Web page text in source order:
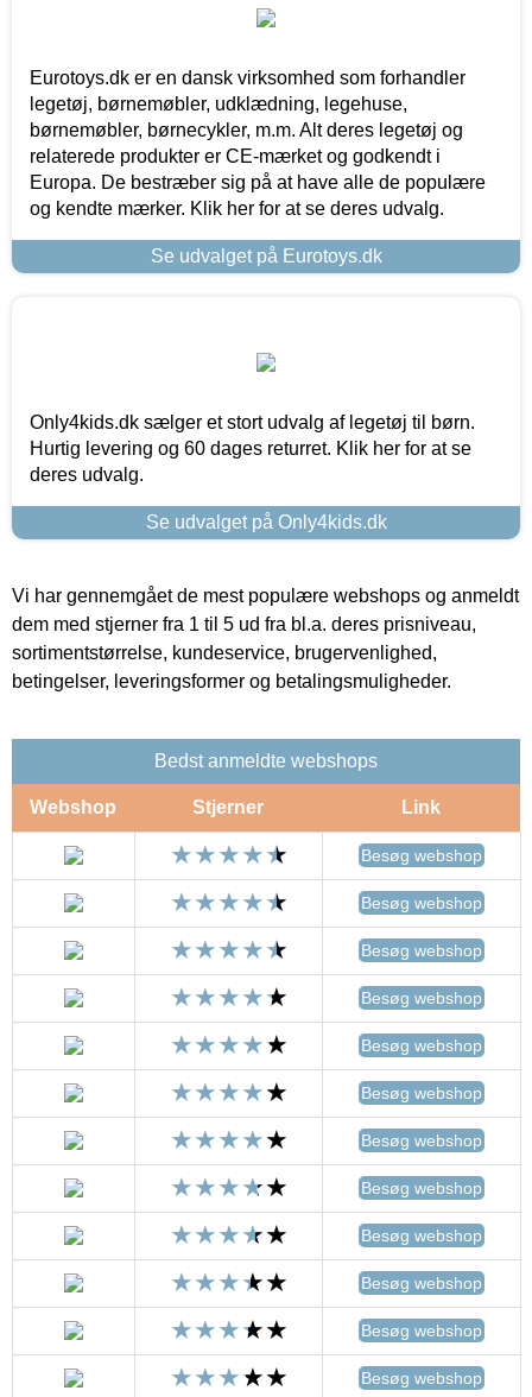
Eurotoys.dk er en dansk virksomhed som forhandler
legetøj, børnemøbler, udklædning, legehuse,
børnemøbler, børnecykler, m.m. Alt deres legetøj og
relaterede produkter er CE-mærket og godkendt i
Europa. De bestræber sig på at have alle de populære
og kendte mærker. Klik her for at se deres udvalg.
Se udvalget på Eurotoys.dk
Only4kids.dk sælger et stort udvalg af legetøj til børn.
Hurtig levering og 60 dages returret. Klik her for at se
deres udvalg.
Se udvalget på Only4kids.dk
Vi har gennemgået de mest populære webshops og anmeldt
dem med stjerner fra 1 til 5 ud fra bl.a. deres prisniveau,
sortimentstørrelse, kundeservice, brugervenlighed,
betingelser, leveringsformer og betalingsmuligheder.
Bedst anmeldte webshops
Webshop Stjerner Link
Besøg webshop
Besøg webshop
Besøg webshop
Besøg webshop
Besøg webshop
Besøg webshop
Besøg webshop
Besøg webshop
Besøg webshop
Besøg webshop
Besøg webshop
Besøg webshop